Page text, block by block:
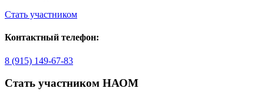
Стать участником
Контактный телефон:
8 (915) 149-67-83
Стать участником НАОМ